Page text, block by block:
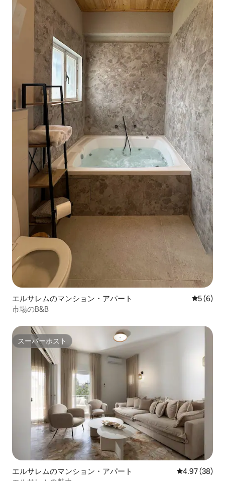
エルサレムのマンション・アパート レビュー
5 (6)
市場のB&B
スーパーホスト
スーパーホスト
エルサレムのマンション・アパート レビュー38
4.97 (38)